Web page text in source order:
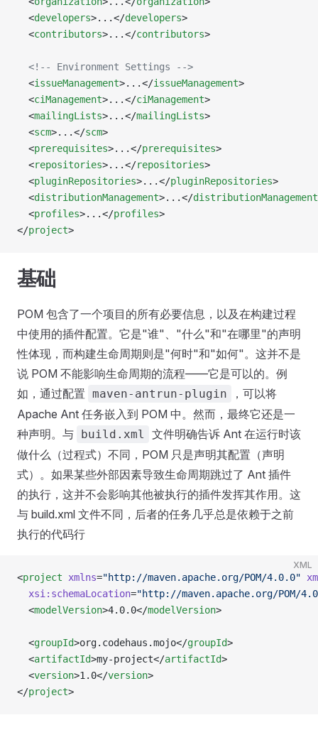
  <
developers>...</developers>
  <
contributors>...</contributors>
  <!-- Environment Settings -->
  <
issueManagement>...</issueManagement>
  <
ciManagement>...</ciManagement>
  <
mailingLists>...</mailingLists>
  <
scm>...</scm>
  <
prerequisites>...</prerequisites>
  <
repositories>...</repositories>
  <
pluginRepositories>...</pluginRepositories>
  <
distributionManagement>...</distributionManagement
  <
profiles>...</profiles>
</project>
基础
POM 包含了一个项目的所有必要信息，以及在构建过程
中使用的插件配置。它是"谁"、"什么"和"在哪里"的声明
性体现，而构建生命周期则是"何时"和"如何"。这并不是
说 POM 不能影响生命周期的流程——它是可以的。例
如，通过配置 maven-antrun-plugin
，可以将
Apache Ant 任务嵌入到 POM 中。然而，最终它还是一
种声明。与 build.xml
文件明确告诉 Ant 在运行时该
做什么（过程式）不同，POM 只是声明其配置（声明
式）。如果某些外部因素导致生命周期跳过了 Ant 插件
的执行，这并不会影响其他被执行的插件发挥其作用。这
与 build.xml 文件不同，后者的任务几乎总是依赖于之前
执行的代码行
XML
<project xmlns="http://maven.apache.org/POM/4.0.0"
  xsi:schemaLocation
="http://maven.apache.org/POM/
  <
modelVersion>4.0.0</modelVersion>
  <
groupId>org.codehaus.mojo</groupId>
  <
artifactId>my-project</artifactId>
  <
version>1.0</version>
</project>